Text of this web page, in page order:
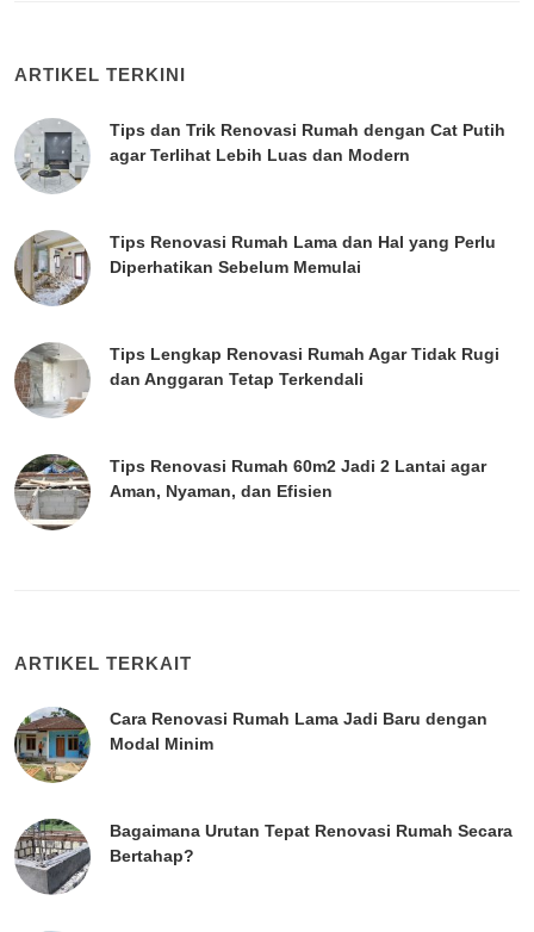
ARTIKEL TERKINI
Tips dan Trik Renovasi Rumah dengan Cat Putih
agar Terlihat Lebih Luas dan Modern
Tips Renovasi Rumah Lama dan Hal yang Perlu
Diperhatikan Sebelum Memulai
Tips Lengkap Renovasi Rumah Agar Tidak Rugi
dan Anggaran Tetap Terkendali
Tips Renovasi Rumah 60m2 Jadi 2 Lantai agar
Aman, Nyaman, dan Efisien
ARTIKEL TERKAIT
Cara Renovasi Rumah Lama Jadi Baru dengan
Modal Minim
Bagaimana Urutan Tepat Renovasi Rumah Secara
Bertahap?